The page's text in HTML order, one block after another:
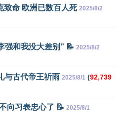
致命 欧洲已数百人死 2025/8/2
强和我没大差别” 📝 2025/8/2
与古代帝王祈雨 2025/8/1 (92,739
向习表忠心了 📝 2025/8/1